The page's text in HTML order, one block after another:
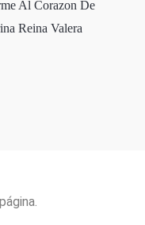
Al Corazon De
Reina Valera